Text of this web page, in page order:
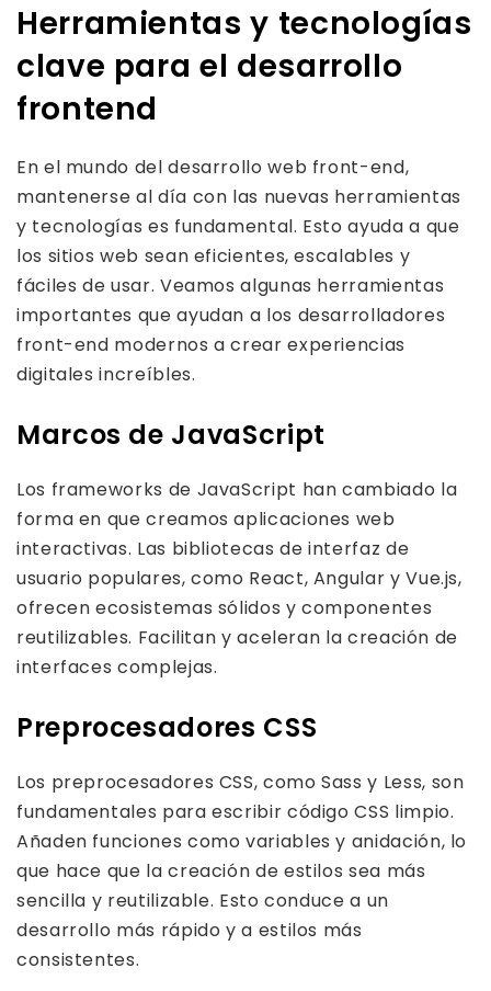
Herramientas y tecnologías
clave para el desarrollo
frontend
En el mundo del desarrollo web front-end,
mantenerse al día con las nuevas herramientas
y tecnologías es fundamental. Esto ayuda a que
los sitios web sean eficientes, escalables y
fáciles de usar. Veamos algunas herramientas
importantes que ayudan a los desarrolladores
front-end modernos a crear experiencias
digitales increíbles.
Marcos de JavaScript
Los frameworks de JavaScript han cambiado la
forma en que creamos aplicaciones web
interactivas. Las bibliotecas de interfaz de
usuario populares, como React, Angular y Vue.js,
ofrecen ecosistemas sólidos y componentes
reutilizables. Facilitan y aceleran la creación de
interfaces complejas.
Preprocesadores CSS
Los preprocesadores CSS, como Sass y Less, son
fundamentales para escribir código CSS limpio.
Añaden funciones como variables y anidación, lo
que hace que la creación de estilos sea más
sencilla y reutilizable. Esto conduce a un
desarrollo más rápido y a estilos más
consistentes.